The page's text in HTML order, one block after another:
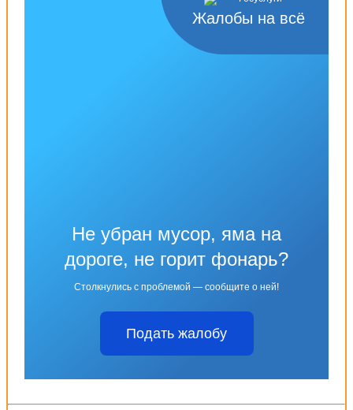
Жалобы на всё
Не убран мусор, яма на
дороге, не горит фонарь?
Столкнулись с проблемой — сообщите о ней!
Подать жалобу